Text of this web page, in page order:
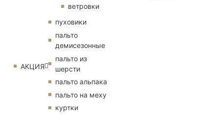
ветровки
АКЦИЯ
пуховики
пальто
демисезонные
пальто из
шерсти
пальто альпака
пальто на меху
куртки